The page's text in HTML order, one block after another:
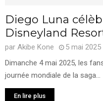
Diego Luna
Disneyland
par Akibe Kone
5 mai 2025
Dimanche 4 mai 2025, les
journée mondiale de la saga...
En lire plus